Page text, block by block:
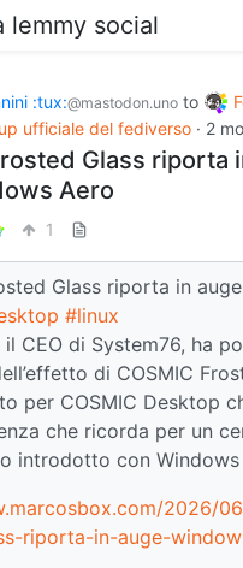
lemmy social
:tux:@mastodon.uno to
ufficiale del fediverso · 2
Glass riporta
Aero
1
Glass riporta in
#linux
il CEO di System76, ha
di COSMIC
per COSMIC Desktop
che ricorda per un
introdotto con Windows
2026/
riporta-in-auge-